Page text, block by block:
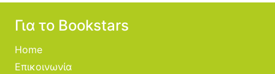
Για το Bookstars
Home
Επικοινωνία